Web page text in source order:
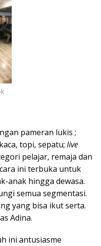
pameran lukis ;
topi, sepatu; live
pelajar, remaja dan
ini terbuka untuk
anak hingga dewasa.
semua segmentasi.
yang bisa ikut serta.
Adina.
ini antusiasme